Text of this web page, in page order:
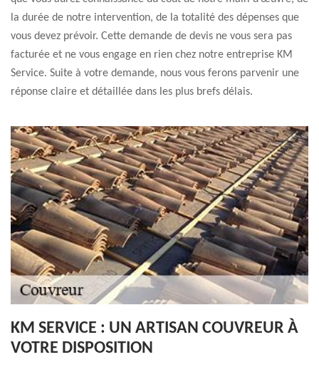
la durée de notre intervention, de la totalité des dépenses que
vous devez prévoir. Cette demande de devis ne vous sera pas
facturée et ne vous engage en rien chez notre entreprise KM
Service. Suite à votre demande, nous vous ferons parvenir une
réponse claire et détaillée dans les plus brefs délais.
KM SERVICE : UN ARTISAN COUVREUR À
VOTRE DISPOSITION